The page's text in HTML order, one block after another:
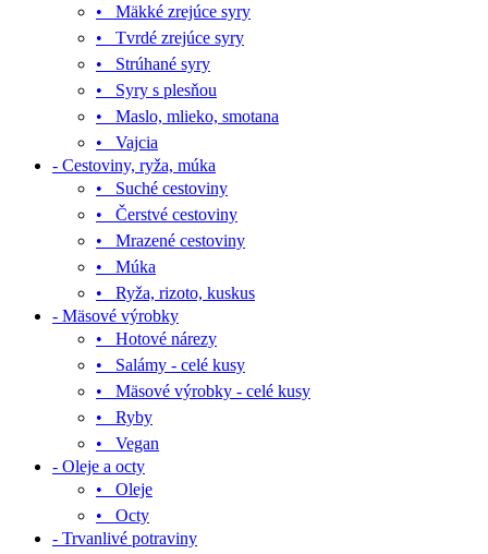
• Mäkké zrejúce syry
• Tvrdé zrejúce syry
• Strúhané syry
• Syry s plesňou
• Maslo, mlieko, smotana
• Vajcia
- Cestoviny, ryža, múka
• Suché cestoviny
• Čerstvé cestoviny
• Mrazené cestoviny
• Múka
• Ryža, rizoto, kuskus
- Mäsové výrobky
• Hotové nárezy
• Salámy - celé kusy
• Mäsové výrobky - celé kusy
• Ryby
• Vegan
- Oleje a octy
• Oleje
• Octy
- Trvanlivé potraviny